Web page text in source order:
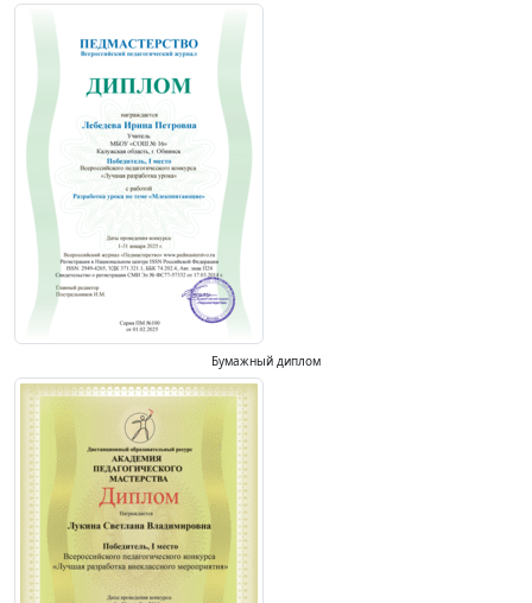
Бумажный диплом